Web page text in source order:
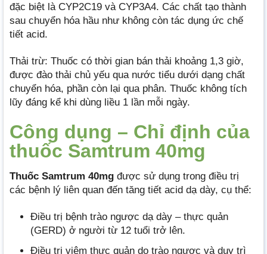
đặc biệt là CYP2C19 và CYP3A4. Các chất tạo thành
sau chuyển hóa hầu như không còn tác dụng ức chế
tiết acid.
Thải trừ: Thuốc có thời gian bán thải khoảng 1,3 giờ,
được đào thải chủ yếu qua nước tiểu dưới dạng chất
chuyển hóa, phần còn lại qua phân. Thuốc không tích
lũy đáng kể khi dùng liều 1 lần mỗi ngày.
Công dụng – Chỉ định của
thuốc Samtrum 40mg
Thuốc Samtrum 40mg được sử dụng trong điều trị
các bệnh lý liên quan đến tăng tiết acid dạ dày, cụ thể:
Điều trị bệnh trào ngược dạ dày – thực quản
(GERD) ở người từ 12 tuổi trở lên.
Điều trị viêm thực quản do trào ngược và duy trì